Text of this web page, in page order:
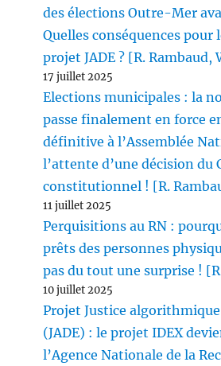
des élections Outre-Mer
Quelles conséquences pour
projet JADE ? [R.
17 juillet 2025
Elections municipales : la
passe finalement en force
définitive à l’Assemblée
l’attente d’une décision du
constitutionnel ! [R.
11 juillet 2025
Perquisitions au RN :
prêts des personnes
pas du tout une surprise !
10 juillet 2025
Projet Justice
(JADE) : le projet IDEX
l’Agence Nationale de la